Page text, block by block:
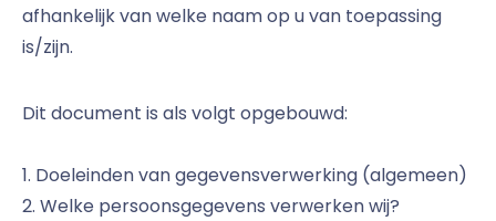
afhankelijk van welke naam op u van toepassing
is/zijn.
Dit document is als volgt opgebouwd:
1. Doeleinden van gegevensverwerking (algemeen)
2. Welke persoonsgegevens verwerken wij?